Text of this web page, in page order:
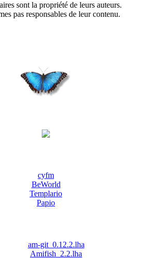
sont la propriété de leurs auteurs.
pas responsables de leur contenu.
cyfm
BeWorld
Templario
Papio
am-git_0.12.2.lha
Amifish_2.2.lha